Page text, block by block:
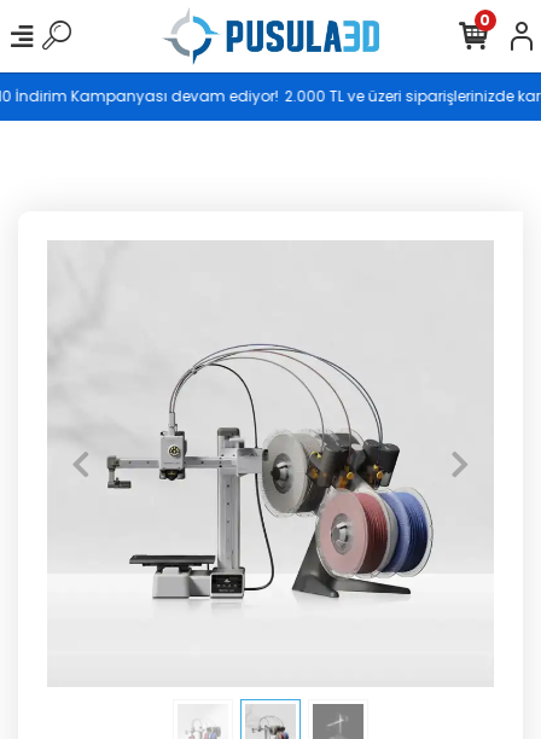
Saat 17.00’ye kadar vereceğiniz siparişler aynı gün
kargoya teslim edilir.
Kampanyası devam ediyor! 2.000 TL ve üzeri siparişlerinizde kargo
0